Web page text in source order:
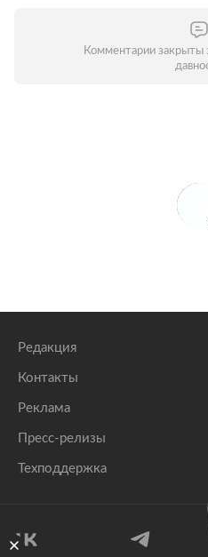
Комментарии закрыты
Редакция
Контакты
Реклама
Пресс-релизы
Техподдержка